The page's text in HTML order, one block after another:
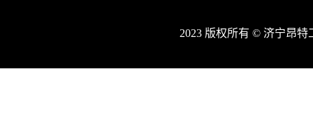
2023 版权所有 © 济宁昂